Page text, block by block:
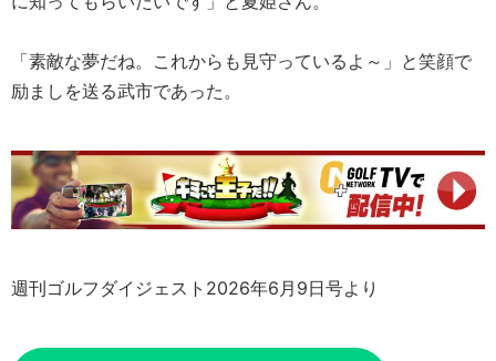
「素敵な夢だね。これからも見守っているよ～」と笑顔で
励ましを送る武市であった。
週刊ゴルフダイジェスト2026年6月9日号より